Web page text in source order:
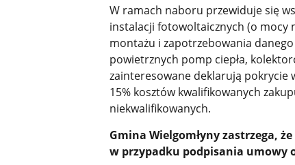
W ramach naboru przewiduje się
instalacji fotowoltaicznych (o mocy
montażu i zapotrzebowania
powietrznych pomp ciepła,
zainteresowane deklarują pokrycie
15% kosztów kwalifikowanych
niekwalifikowanych.
Gmina Wielgomłyny zastrzega,
w przypadku podpisania umowy